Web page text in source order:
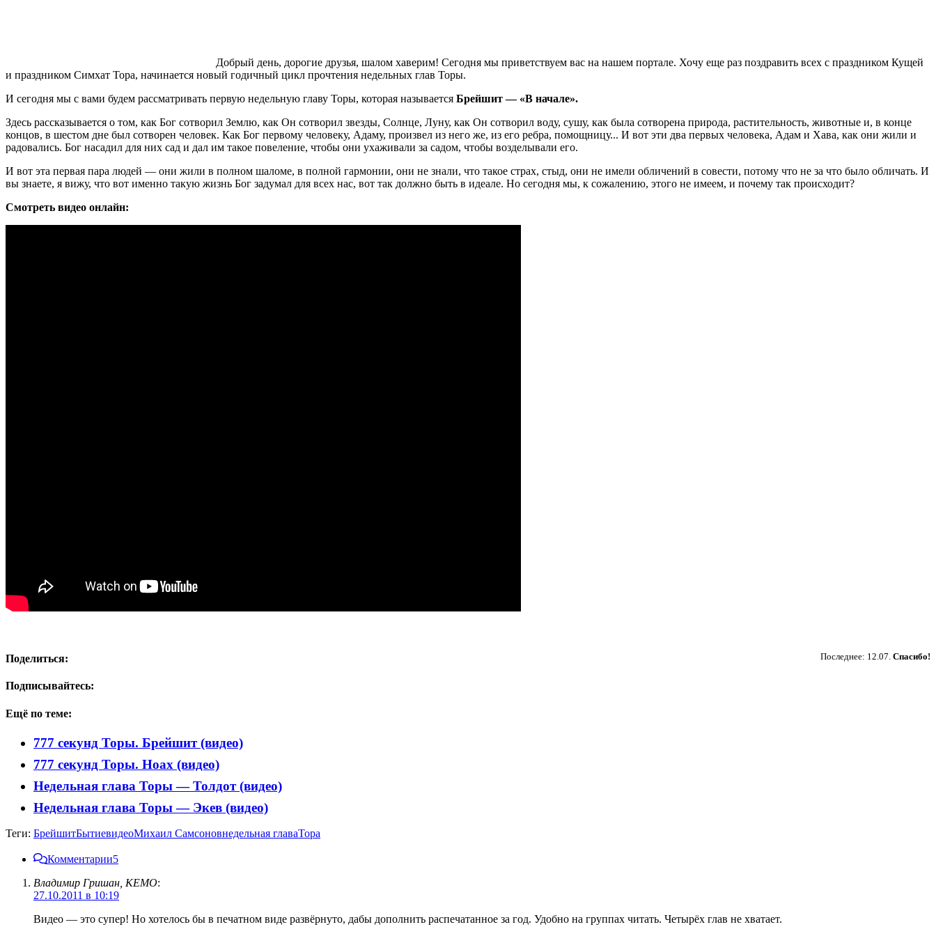
Добрый день, дорогие друзья, шалом хаверим! Сегодня мы приветствуем вас на нашем портале. Хочу еще раз поздравить всех с праздником Кущей
и праздником Симхат Тора, начинается новый годичный цикл прочтения недельных глав Торы.
И сегодня мы с вами будем рассматривать первую недельную главу Торы, которая называется Брейшит — «В начале».
Здесь рассказывается о том, как Бог сотворил Землю, как Он сотворил звезды, Солнце, Луну, как Он сотворил воду, сушу, как была сотворена природа, растительность, животные и, в конце
концов, в шестом дне был сотворен человек. Как Бог первому человеку, Адаму, произвел из него же, из его ребра, помощницу... И вот эти два первых человека, Адам и Хава, как они жили и
радовались. Бог насадил для них сад и дал им такое повеление, чтобы они ухаживали за садом, чтобы возделывали его.
И вот эта первая пара людей — они жили в полном шаломе, в полной гармонии, они не знали, что такое страх, стыд, они не имели обличений в совести, потому что не за что было обличать. И
вы знаете, я вижу, что вот именно такую жизнь Бог задумал для всех нас, вот так должно быть в идеале. Но сегодня мы, к сожалению, этого не имеем, и почему так происходит?
Смотреть видео онлайн:
Последнее: 12.07. Спасибо!
Поделиться:
Подписывайтесь:
Ещё по теме:
777 секунд Торы. Брейшит (видео)
777 секунд Торы. Ноах (видео)
Недельная глава Торы — Толдот (видео)
Недельная глава Торы — Экев (видео)
Теги: БрейшитБытиевидеоМихаил Самсоновнедельная главаТора
Комментарии5
Владимир Гришан, КЕМО:
27.10.2011 в 10:19
Видео — это супер! Но хотелось бы в печатном виде развёрнуто, дабы дополнить распечатанное за год. Удобно на группах читать. Четырёх глав не хватает.